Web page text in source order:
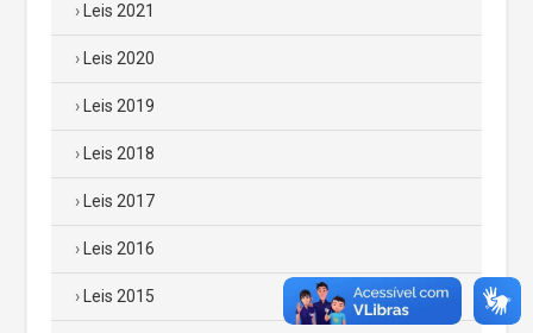
Leis 2021
Leis 2020
Leis 2019
Leis 2018
Leis 2017
Leis 2016
Leis 2015